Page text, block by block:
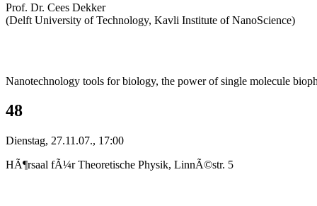
Prof. Dr. Cees Dekker
(Delft University of Technology, Kavli Institute of NanoScience)
Nanotechnology tools for biology, the power of single molecule
48
Dienstag, 27.11.07., 17:00
HÃ¶rsaal fÃ¼r Theoretische Physik, LinnÃ©str. 5